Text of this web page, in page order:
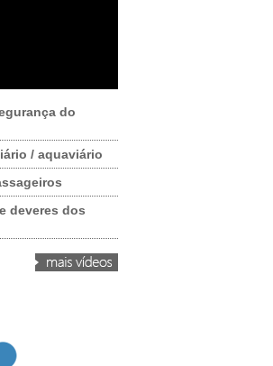
do
/ aquaviário
deveres dos